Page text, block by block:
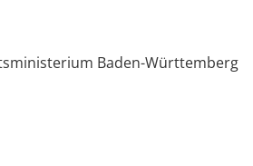
Baden-Württemberg